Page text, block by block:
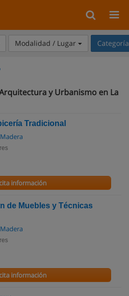
Modalidad / Lugar
y Urbanismo en La
Tradicional
información
de Muebles y Técnicas
información